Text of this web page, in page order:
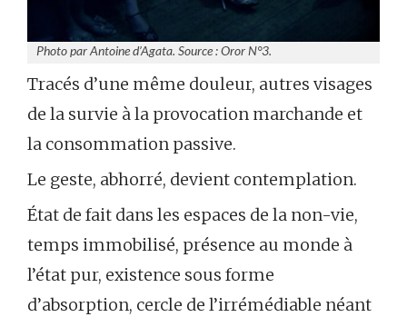
Photo par Antoine d’Agata. Source : Oror N°3.
Tracés d’une même douleur, autres visages
de la survie à la provocation marchande et
la consommation passive.
Le geste, abhorré, devient contemplation.
État de fait dans les espaces de la non-vie,
temps immobilisé, présence au monde à
l’état pur, existence sous forme
d’absorption, cercle de l’irrémédiable néant